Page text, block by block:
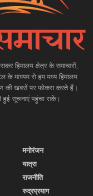
हिमालय क्षेत्र के समाचारों,
के माध्यम से हम मध्य हिमालय
की खबरों पर फोकस करते हैं।
हुई सूचनाएं पहुंचा सकें।
मनोरंजन
यात्रा
राजनीति
रुद्रप्रयाग